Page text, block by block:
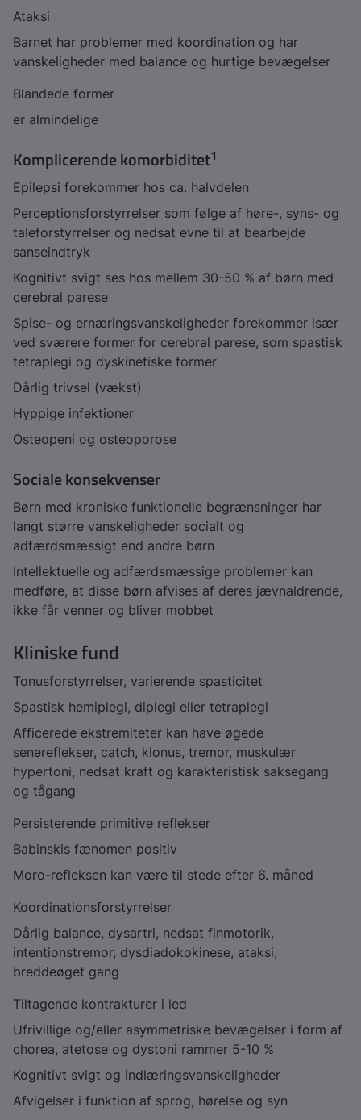
Ataksi
Barnet har problemer med koordination og har
vanskeligheder med balance og hurtige bevægelser
Blandede former
er almindelige
Komplicerende komorbiditet1
Epilepsi forekommer hos ca. halvdelen
Perceptionsforstyrrelser som følge af høre-, syns- og
taleforstyrrelser og nedsat evne til at bearbejde
sanseindtryk
Kognitivt svigt ses hos mellem 30-50 % af børn med
cerebral parese
Spise- og ernæringsvanskeligheder forekommer især
ved sværere former for cerebral parese, som spastisk
tetraplegi og dyskinetiske former
Dårlig trivsel (vækst)
Hyppige infektioner
Osteopeni og osteoporose
Sociale konsekvenser
Børn med kroniske funktionelle begrænsninger har
langt større vanskeligheder socialt og
adfærdsmæssigt end andre børn
Intellektuelle og adfærdsmæssige problemer kan
medføre, at disse børn afvises af deres jævnaldrende,
ikke får venner og bliver mobbet
Kliniske fund
Tonusforstyrrelser, varierende spasticitet
Spastisk hemiplegi, diplegi eller tetraplegi
Afficerede ekstremiteter kan have øgede
senereflekser, catch, klonus, tremor, muskulær
hypertoni, nedsat kraft og karakteristisk saksegang
og tågang
Persisterende primitive reflekser
Babinskis fænomen positiv
Moro-refleksen kan være til stede efter 6. måned
Koordinationsforstyrrelser
Dårlig balance, dysartri, nedsat finmotorik,
intentionstremor, dysdiadokokinese, ataksi,
breddeøget gang
Tiltagende kontrakturer i led
Ufrivillige og/eller asymmetriske bevægelser i form af
chorea, atetose og dystoni rammer 5-10 %
Kognitivt svigt og indlæringsvanskeligheder
Afvigelser i funktion af sprog, hørelse og syn